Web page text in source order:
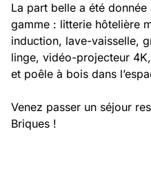
La part belle a été
gamme : litterie hôtelière
induction, lave-vaisselle,
linge, vidéo-projecteur
et poêle à bois dans
Venez passer un séjour
Briques !